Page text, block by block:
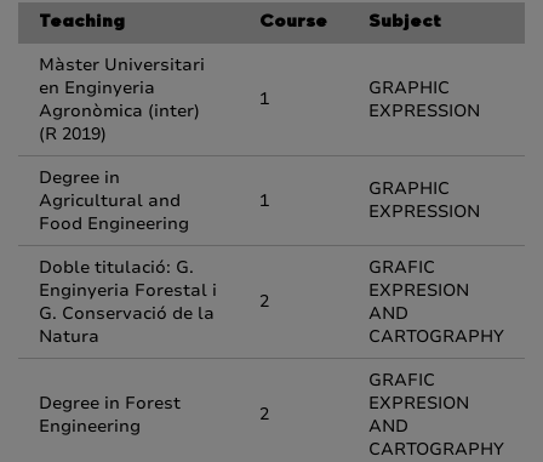
Teaching Course Subject
Màster Universitari
en Enginyeria
Agronòmica (inter)
(R 2019)
1
GRAPHIC
EXPRESSION
Degree in
Agricultural and
Food Engineering
1
GRAPHIC
EXPRESSION
Doble titulació: G.
Enginyeria Forestal i
G. Conservació de la
Natura
2
GRAFIC
EXPRESION
AND
CARTOGRAPHY
Degree in Forest
Engineering
2
GRAFIC
EXPRESION
AND
CARTOGRAPHY